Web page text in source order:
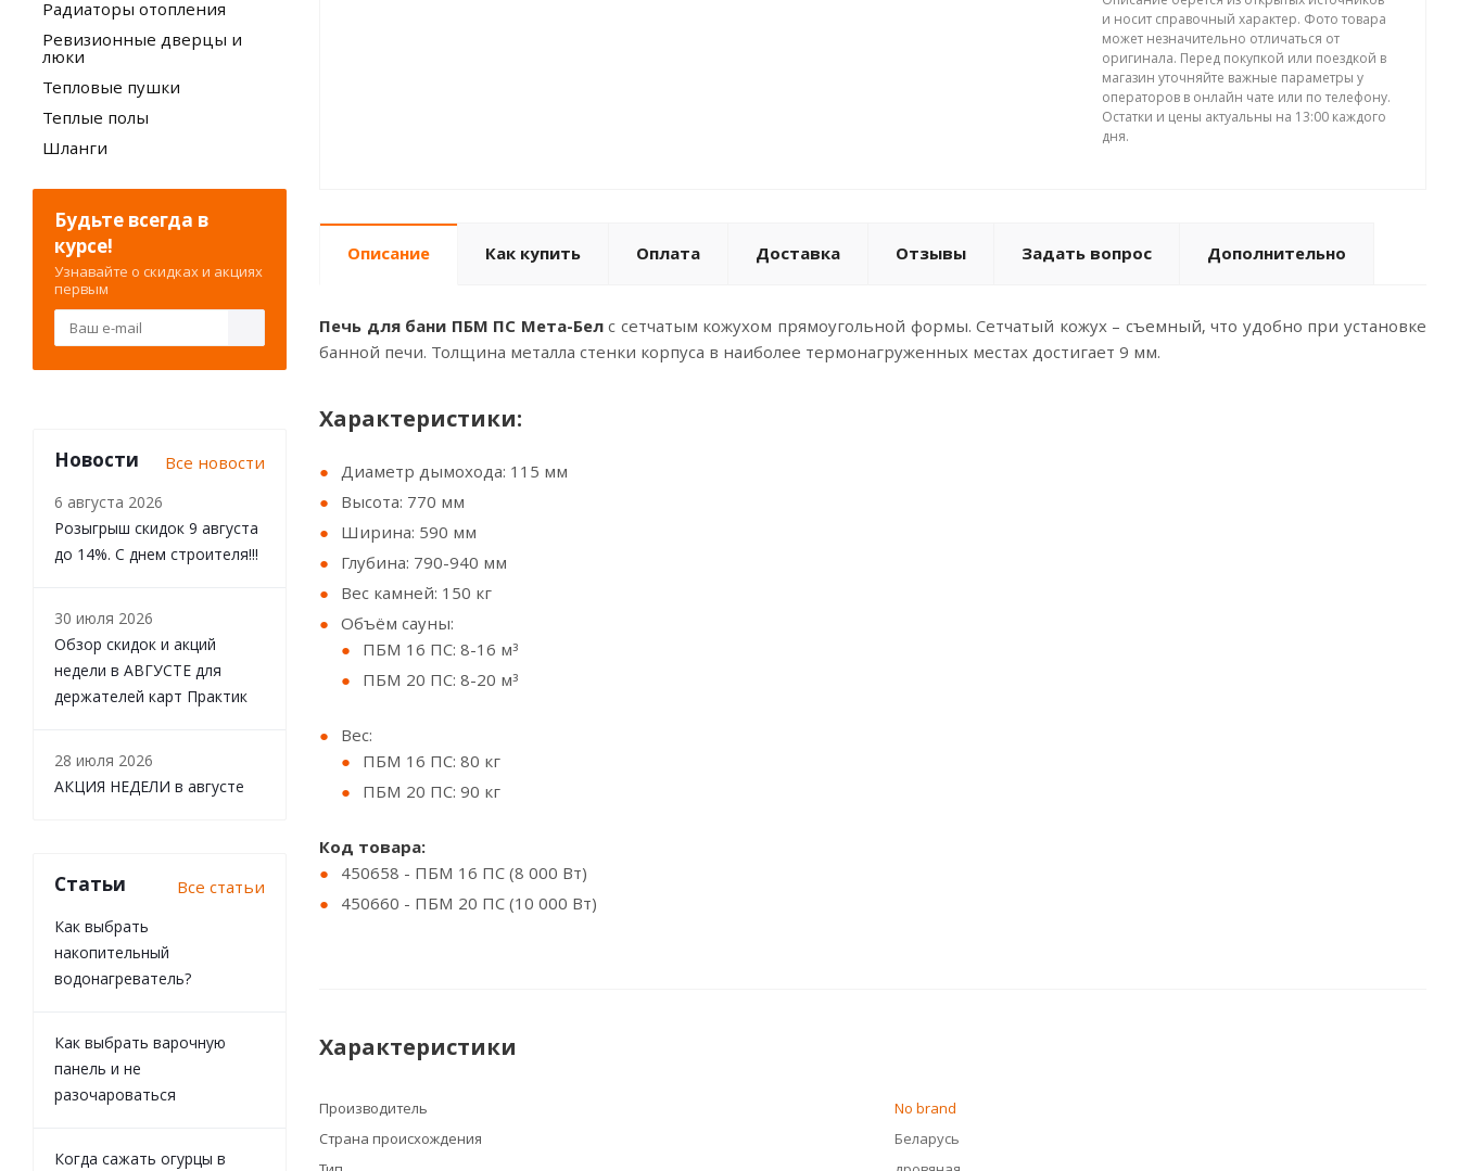
и носит справочный характер. Фото товара
может незначительно отличаться от
оригинала. Перед покупкой или поездкой в
магазин уточняйте важные параметры у
операторов в онлайн чате или по телефону.
Остатки и цены актуальны на 13:00 каждого
дня.
Описание Как купить Оплата Доставка Отзывы Задать вопрос Дополнительно
Печь для бани ПБМ ПС Мета-Белс сетчатым кожухом прямоугольной формы. Сетчатый кожух – съемный, что удобно при установке
банной печи. Толщина металла стенки корпуса в наиболее термонагруженных местах достигает 9 мм.
Характеристики:
Диаметр дымохода: 115 мм
Высота: 770 мм
Ширина: 590 мм
Глубина: 790-940 мм
Вес камней: 150 кг
Объём сауны:
ПБМ 16 ПС: 8-16 м³
ПБМ 20 ПС: 8-20 м³
Вес:
ПБМ 16 ПС: 80 кг
ПБМ 20 ПС: 90 кг
Код товара:
450658 - ПБМ 16 ПС (8 000 Вт)
450660 - ПБМ 20 ПС (10 000 Вт)
Характеристики
Производитель
No brand
Страна происхождения
Беларусь
Радиаторы отопления
Ревизионные дверцы и
люки
Тепловые пушки
Теплые полы
Шланги
Будьте всегда в
курсе!
Узнавайте о скидках и акциях
первым
Новости Все новости
6 августа 2026
Розыгрыш скидок 9 августа
до 14%. С днем строителя!!!
30 июля 2026
Обзор скидок и акций
недели в АВГУСТЕ для
держателей карт Практик
28 июля 2026
АКЦИЯ НЕДЕЛИ в августе
Статьи Все статьи
Как выбрать
накопительный
водонагреватель?
Как выбрать варочную
панель и не
разочароваться
Когда сажать огурцы в